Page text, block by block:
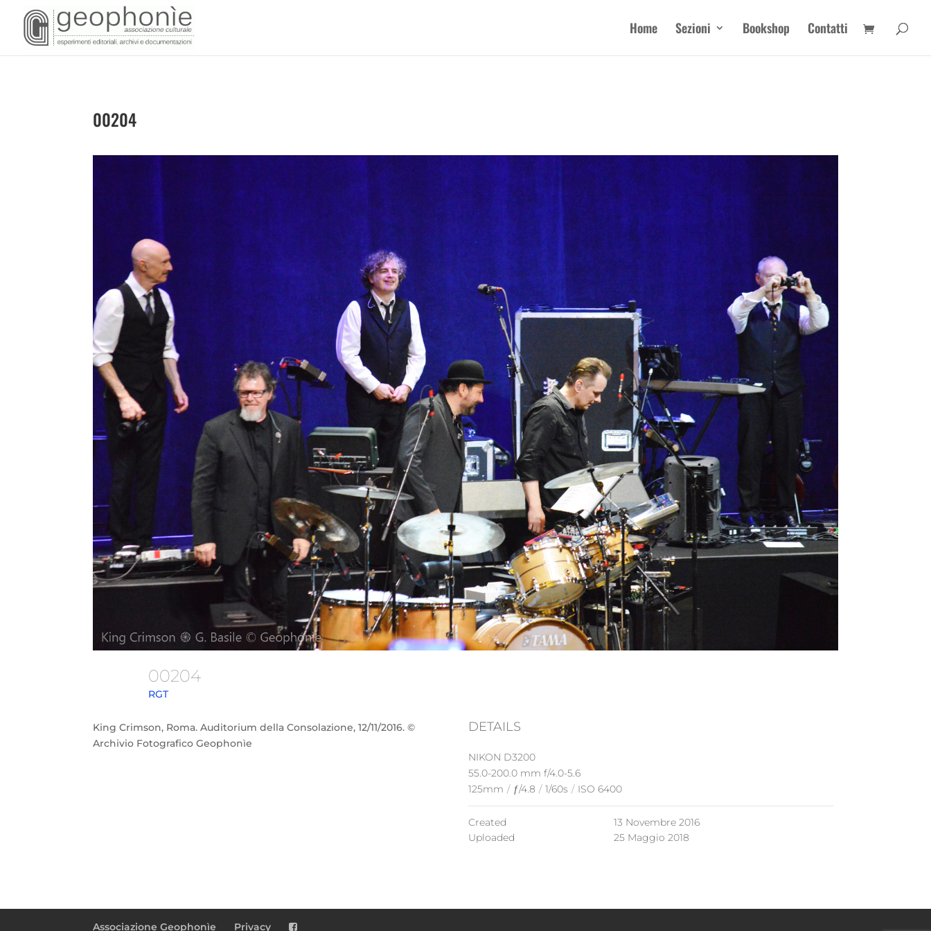
Home Sezioni Bookshop Contatti
00204
00204
RGT
King Crimson, Roma. Auditorium della Consolazione, 12/11/2016. ©
Archivio Fotografico Geophonìe
DETAILS
NIKON D3200
55.0-200.0 mm f/4.0-5.6
125mm / ƒ/4.8 / 1/60s / ISO 6400
Created
13 Novembre 2016
Uploaded
25 Maggio 2018
Associazione Geophonìe Privacy